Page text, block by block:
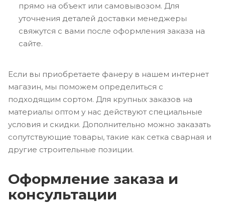
прямо на объект или самовывозом. Для
уточнения деталей доставки менеджеры
свяжутся с вами после оформления заказа на
сайте.
Если вы приобретаете фанеру в нашем интернет
магазин, мы поможем определиться с
подходящим сортом. Для крупных заказов на
материалы оптом у нас действуют специальные
условия и скидки. Дополнительно можно заказать
сопутствующие товары, такие как сетка сварная и
другие строительные позиции.
Оформление заказа и
консультации